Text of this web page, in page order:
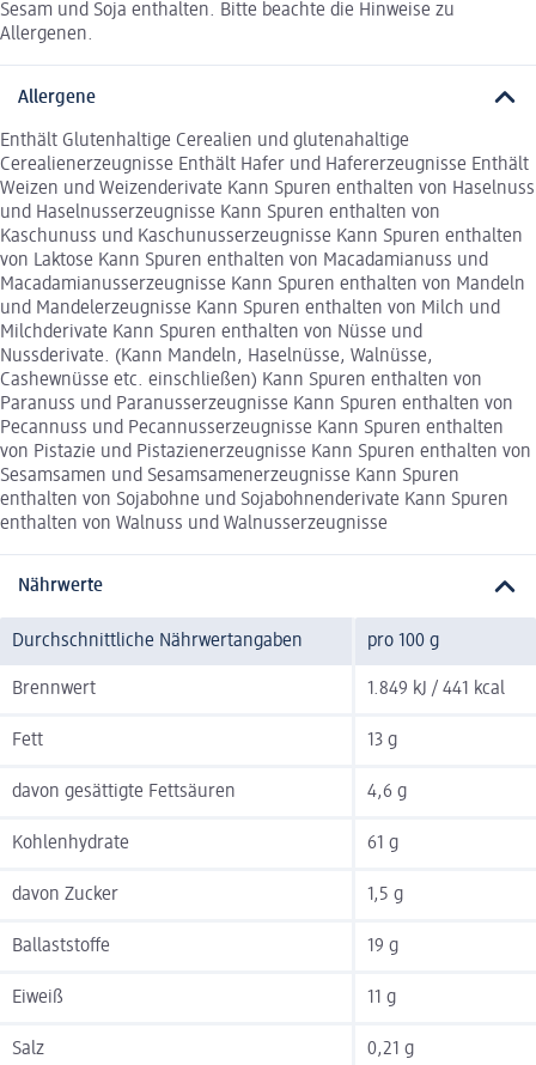
Sesam und Soja enthalten. Bitte beachte die Hinweise zu
Allergenen.
Allergene
Enthält Glutenhaltige Cerealien und glutenahaltige
Cerealienerzeugnisse Enthält Hafer und Hafererzeugnisse Enthält
Weizen und Weizenderivate Kann Spuren enthalten von Haselnuss
und Haselnusserzeugnisse Kann Spuren enthalten von
Kaschunuss und Kaschunusserzeugnisse Kann Spuren enthalten
von Laktose Kann Spuren enthalten von Macadamianuss und
Macadamianusserzeugnisse Kann Spuren enthalten von Mandeln
und Mandelerzeugnisse Kann Spuren enthalten von Milch und
Milchderivate Kann Spuren enthalten von Nüsse und
Nussderivate. (Kann Mandeln, Haselnüsse, Walnüsse,
Cashewnüsse etc. einschließen) Kann Spuren enthalten von
Paranuss und Paranusserzeugnisse Kann Spuren enthalten von
Pecannuss und Pecannusserzeugnisse Kann Spuren enthalten
von Pistazie und Pistazienerzeugnisse Kann Spuren enthalten von
Sesamsamen und Sesamsamenerzeugnisse Kann Spuren
enthalten von Sojabohne und Sojabohnenderivate Kann Spuren
enthalten von Walnuss und Walnusserzeugnisse
Nährwerte
Durchschnittliche Nährwertangaben pro 100 g
Brennwert 1.849 kJ / 441 kcal
Fett 13 g
davon gesättigte Fettsäuren 4,6 g
Kohlenhydrate 61 g
davon Zucker 1,5 g
Ballaststoffe 19 g
Eiweiß 11 g
Salz 0,21 g